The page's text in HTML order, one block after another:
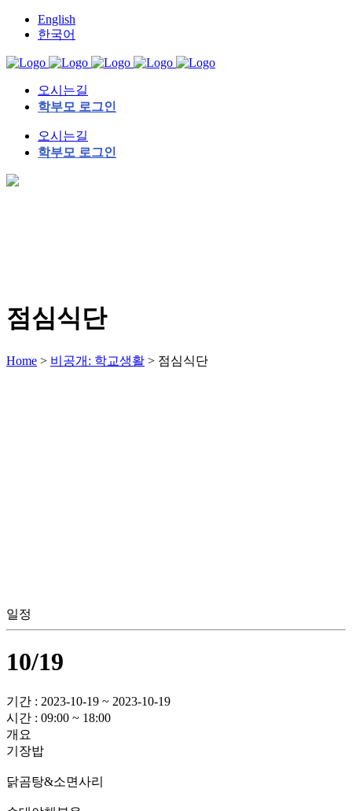
English
한국어
오시는길
학부모 로그인
오시는길
학부모 로그인
점심식단
Home > 비공개: 학교생활 > 점심식단
일정
10/19
기간 : 2023-10-19 ~ 2023-10-19
시간 : 09:00 ~ 18:00
개요
기장밥
닭곰탕&소면사리